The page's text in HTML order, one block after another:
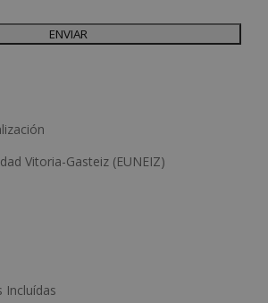
nuestra Política de Privacidad.
(vía telefónica y/o email):
Vitoria-Gasteiz (EUNEIZ)
Incluídas